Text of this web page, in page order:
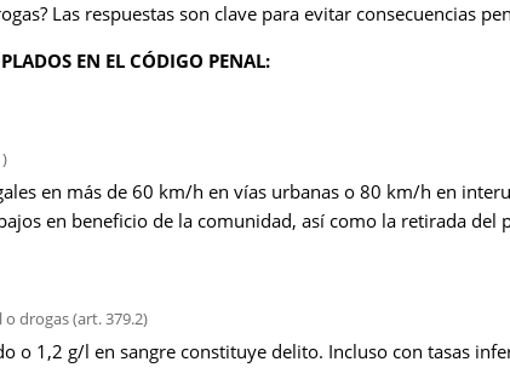
Las respuestas son clave para evitar consecuencias
EN EL CÓDIGO PENAL:
en más de 60 km/h en vías urbanas o 80 km/h en
en beneficio de la comunidad, así como la retirada del
drogas (art. 379.2)
o 1,2 g/l en sangre constituye delito. Incluso con tasas